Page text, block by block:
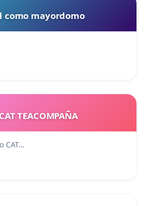
como mayordomo
TEACOMPAÑA
CAT…